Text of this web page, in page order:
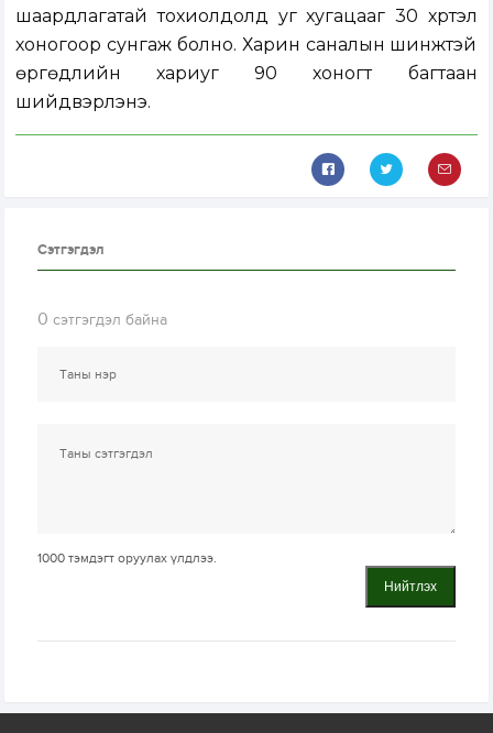
шаардлагатай тохиолдолд уг хугацааг 30 хүртэл
хоногоор сунгаж болно. Харин саналын шинжтэй
өргөдлийн хариуг 90 хоногт багтаан
шийдвэрлэнэ.
Сэтгэгдэл
0 сэтгэгдэл байна
1000 тэмдэгт оруулах үлдлээ.
Нийтлэх